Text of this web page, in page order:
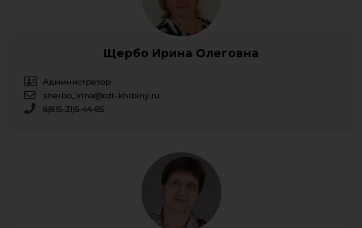
Щербо Ирина Олеговна
Администратор
sherbo_irina@cdt-khibiny.ru
8(815-31)5-44-85